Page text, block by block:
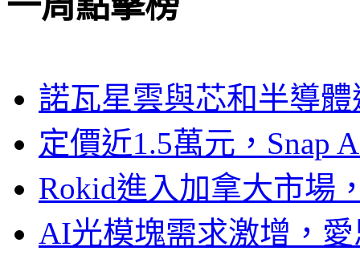
諾瓦星雲與芯和半導
定價近1.5萬元，Snap
Rokid進入加拿大市場
AI光模塊需求激增，